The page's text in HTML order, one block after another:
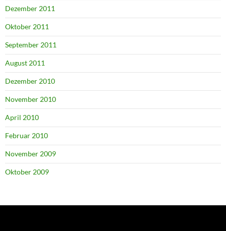
Dezember 2011
Oktober 2011
September 2011
August 2011
Dezember 2010
November 2010
April 2010
Februar 2010
November 2009
Oktober 2009